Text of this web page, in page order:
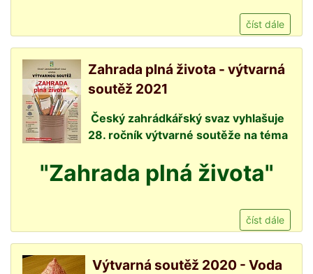
číst dále
Zahrada plná života - výtvarná
soutěž 2021
Český zahrádkářský svaz vyhlašuje
28. ročník výtvarné soutěže na téma
"Zahrada plná života"
číst dále
Výtvarná soutěž 2020 - Voda